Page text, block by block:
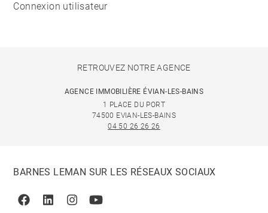
Connexion utilisateur
RETROUVEZ NOTRE AGENCE
AGENCE IMMOBILIÈRE ÉVIAN-LES-BAINS
1 PLACE DU PORT
74500 EVIAN-LES-BAINS
04 50 26 26 26
BARNES LEMAN SUR LES RÉSEAUX SOCIAUX
FacebookLinkedinInstagramYoutube